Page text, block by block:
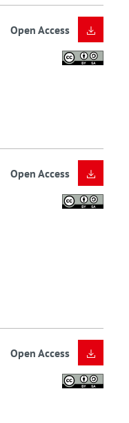
Open Access
Open Access
Open Access